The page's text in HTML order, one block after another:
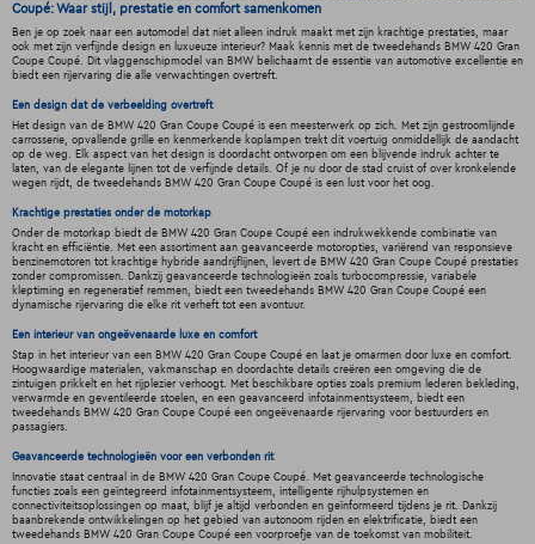
Coupé: Waar stijl, prestatie en comfort samenkomen
Ben je op zoek naar een automodel dat niet alleen indruk maakt met zijn krachtige prestaties, maar
ook met zijn verfijnde design en luxueuze interieur? Maak kennis met de tweedehands BMW 420 Gran
Coupe Coupé. Dit vlaggenschipmodel van BMW belichaamt de essentie van automotive excellentie en
biedt een rijervaring die alle verwachtingen overtreft.
Een design dat de verbeelding overtreft
Het design van de BMW 420 Gran Coupe Coupé is een meesterwerk op zich. Met zijn gestroomlijnde
carrosserie, opvallende grille en kenmerkende koplampen trekt dit voertuig onmiddellijk de aandacht
op de weg. Elk aspect van het design is doordacht ontworpen om een blijvende indruk achter te
laten, van de elegante lijnen tot de verfijnde details. Of je nu door de stad cruist of over kronkelende
wegen rijdt, de tweedehands BMW 420 Gran Coupe Coupé is een lust voor het oog.
Krachtige prestaties onder de motorkap
Onder de motorkap biedt de BMW 420 Gran Coupe Coupé een indrukwekkende combinatie van
kracht en efficiëntie. Met een assortiment aan geavanceerde motoropties, variërend van responsieve
benzinemotoren tot krachtige hybride aandrijflijnen, levert de BMW 420 Gran Coupe Coupé prestaties
zonder compromissen. Dankzij geavanceerde technologieën zoals turbocompressie, variabele
kleptiming en regeneratief remmen, biedt een tweedehands BMW 420 Gran Coupe Coupé een
dynamische rijervaring die elke rit verheft tot een avontuur.
Een interieur van ongeëvenaarde luxe en comfort
Stap in het interieur van een BMW 420 Gran Coupe Coupé en laat je omarmen door luxe en comfort.
Hoogwaardige materialen, vakmanschap en doordachte details creëren een omgeving die de
zintuigen prikkelt en het rijplezier verhoogt. Met beschikbare opties zoals premium lederen bekleding,
verwarmde en geventileerde stoelen, en een geavanceerd infotainmentsysteem, biedt een
tweedehands BMW 420 Gran Coupe Coupé een ongeëvenaarde rijervaring voor bestuurders en
passagiers.
Geavanceerde technologieën voor een verbonden rit
Innovatie staat centraal in de BMW 420 Gran Coupe Coupé. Met geavanceerde technologische
functies zoals een geïntegreerd infotainmentsysteem, intelligente rijhulpsystemen en
connectiviteitsoplossingen op maat, blijf je altijd verbonden en geïnformeerd tijdens je rit. Dankzij
baanbrekende ontwikkelingen op het gebied van autonoom rijden en elektrificatie, biedt een
tweedehands BMW 420 Gran Coupe Coupé een voorproefje van de toekomst van mobiliteit.